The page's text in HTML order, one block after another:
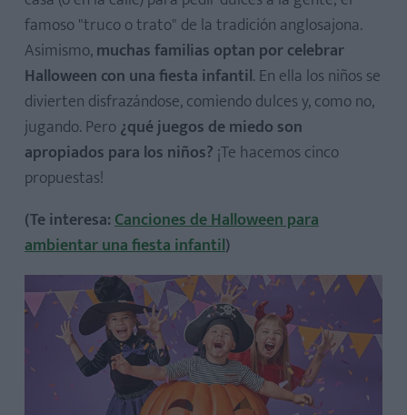
famoso "truco o trato" de la tradición anglosajona.
Asimismo,muchas familias optan por celebrar
Halloween con una fiesta infantil. En ella los niños se
divierten disfrazándose, comiendo dulces y, como no,
jugando. Pero¿qué juegos de miedo son
apropiados para los niños? ¡Te hacemos cinco
propuestas!
(Te interesa:Canciones de Halloween para
ambientar una fiesta infantil)